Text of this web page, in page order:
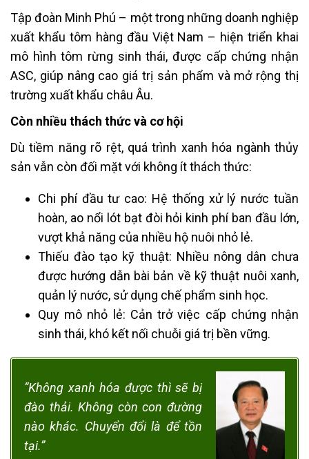
Tập đoàn Minh Phú – một trong những doanh nghiệp
xuất khẩu tôm hàng đầu Việt Nam – hiện triển khai
mô hình tôm rừng sinh thái, được cấp chứng nhận
ASC, giúp nâng cao giá trị sản phẩm và mở rộng thị
trường xuất khẩu châu Âu.
Còn nhiều thách thức và cơ hội
Dù tiềm năng rõ rệt, quá trình xanh hóa ngành thủy
sản vẫn còn đối mặt với không ít thách thức:
Chi phí đầu tư cao: Hệ thống xử lý nước tuần
hoàn, ao nổi lót bạt đòi hỏi kinh phí ban đầu lớn,
vượt khả năng của nhiều hộ nuôi nhỏ lẻ.
Thiếu đào tạo kỹ thuật: Nhiều nông dân chưa
được hướng dẫn bài bản về kỹ thuật nuôi xanh,
quản lý nước, sử dụng chế phẩm sinh học.
Quy mô nhỏ lẻ: Cản trở việc cấp chứng nhận
sinh thái, khó kết nối chuỗi giá trị bền vững.
“Không xanh hóa được thì sẽ bị
đào thải. Không còn con đường
nào khác. Chuyển đổi là để tồn
tại.”